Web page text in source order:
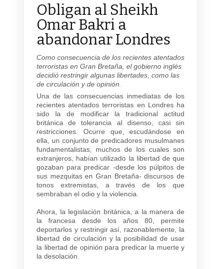
Obligan al Sheikh
Omar Bakri a
abandonar Londres
Como consecuencia de los recientes atentados
terroristas en Gran Bretaña, el gobierno inglés
decidió restringir algunas libertades, como las
de circulación y de opinión.
Una de las consecuencias inmediatas de los
recientes atentados terroristas en Londres ha
sido la de modificar la tradicional actitud
británica de tolerancia al disenso, casi sin
restricciones. Ocurre que, escudándose en
ella, un conjunto de predicadores musulmanes
fundamentalistas, muchos de los cuales son
extranjeros, habían utilizado la libertad de que
gozaban para predicar -desde los púlpitos de
sus mezquitas en Gran Bretaña- discursos de
tonos extremistas, a través de los que
sembraban el odio y la violencia.
Ahora, la legislación británica, a la manera de
la francesa desde los años 80, permite
deportarlos y restringir así, razonablemente, la
libertad de circulación y la posibilidad de usar
la libertad de opinión para predicar la muerte y
la desolación.